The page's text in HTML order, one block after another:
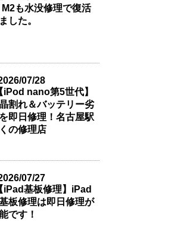
M2も水没修理で復活
した。
07/28
iPod nano第5世代】
割れ＆バッテリー劣
即日修理！名古屋駅
の修理店
07/27
iPad基板修理】iPad
板修理は即日修理が
です！